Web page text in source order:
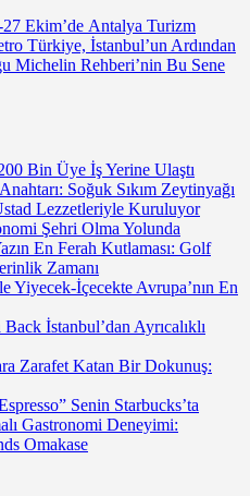
Ekim’de Antalya Turizm
Türkiye, İstanbul’un Ardından
Michelin Rehberi’nin Bu Sene
Bin Üye İş Yerine Ulaştı
Soğuk Sıkım Zeytinyağı
Lezzetleriyle Kuruluyor
Şehri Olma Yolunda
En Ferah Kutlaması: Golf
Zamanı
Yiyecek-İçecekte Avrupa’nın En
İstanbul’dan Ayrıcalıklı
Zarafet Katan Bir Dokunuş:
Senin Starbucks’ta
Gastronomi Deneyimi:
Omakase